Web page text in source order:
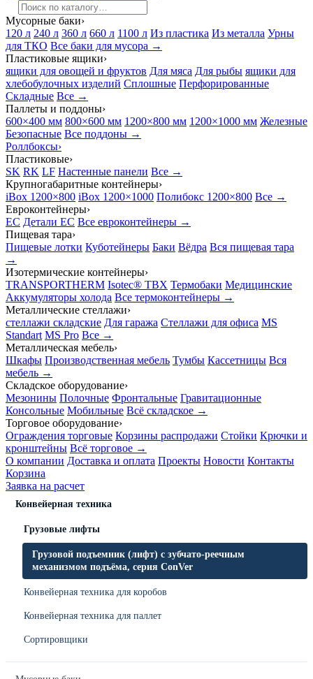
Мусорные баки›
120 л 240 л 360 л 660 л 1100 л Из пластика Из металла Урны
для ТКО Все баки для мусора →
Пластиковые ящики›
ящики для овощей и фруктов Для мяса Для рыбы ящики для
хлебобулочных изделий Сплошные Перфорированные
Складные Все →
Паллеты и поддоны›
600×400 мм 800×600 мм 1200×800 мм 1200×1000 мм Железные
Безопасные Все поддоны →
Роллбоксы›
Пластиковые›
SK RK LF Настенные панели Все →
Крупногабаритные контейнеры›
iBox 1200×800 iBox 1200×1000 Полибокс 1200×800 Все →
Евроконтейнеры›
EC Детали EC Все евроконтейнеры →
Пищевая тара›
Пищевые лотки Куботейнеры Баки Вёдра Вся пищевая тара
→
Изотермические контейнеры›
TRANSPORTHERM Isotec® TBX Термобаки Медицинские
Аккумуляторы холода Все термоконтейнеры →
Металлические стеллажи›
стеллажи складские Для гаража Стеллажи для офиса MS
Standart MS Pro Все →
Металлическая мебель›
Шкафы Производственная мебель Тумбы Кассетницы Вся
мебель →
Складское оборудование›
Мезонины Полочные Фронтальные Гравитационные
Консольные Мобильные Всё складское →
Торговое оборудование›
Ограждения торговые Корзины распродажи Стойки Крючки и
кронштейны Всё торговое →
О компании Доставка и оплата Проекты Новости Контакты
Корзина
Заявка на расчет
Конвейерная техника
Грузовые лифты
Грузовой подъемник (лифт) с зубчато-реечным
механизмом подъёма, серия ConVer
Конвейерная техника для коробов
Конвейерная техника для паллет
Сортировщики